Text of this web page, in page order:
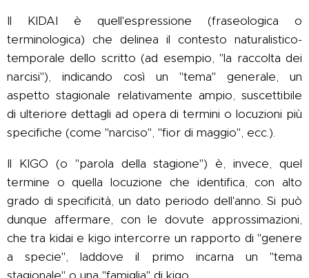
Il KIDAI è quell'espressione (fraseologica o
terminologica) che delinea il contesto naturalistico-
temporale dello scritto (ad esempio, "la raccolta dei
narcisi"), indicando così un "tema" generale, un
aspetto stagionale relativamente ampio, suscettibile
di ulteriore dettagli ad opera di termini o locuzioni più
specifiche (come "narciso", "fior di maggio", ecc.).
Il KIGO (o "parola della stagione") è, invece, quel
termine o quella locuzione che identifica, con alto
grado di specificità, un dato periodo dell'anno. Si può
dunque affermare, con le dovute approssimazioni,
che tra kidai e kigo intercorre un rapporto di "genere
a specie", laddove il primo incarna un "tema